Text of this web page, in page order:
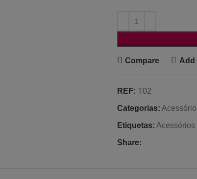
Compare Add
REF: T02
Categorias:
Etiquetas: Acessórios
Share: